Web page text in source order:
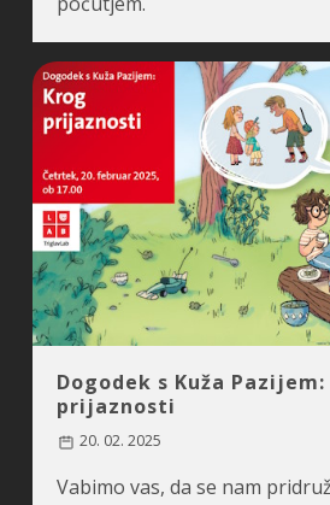
Dogodek s Kuža Pazijem:
prijaznosti
20. 02. 2025
Vabimo vas, da se nam